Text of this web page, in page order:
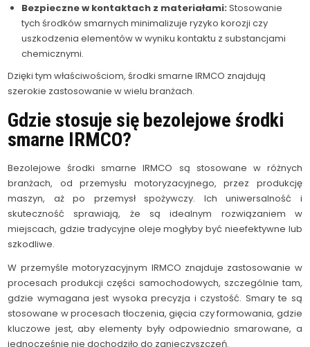
Bezpieczne w kontaktach z materiałami:Stosowanie
tych środków smarnych minimalizuje ryzyko korozji czy
uszkodzenia elementów w wyniku kontaktu z substancjami
chemicznymi.
Dzięki tym właściwościom, środki smarne IRMCO znajdują
szerokie zastosowanie w wielu branżach.
Gdzie stosuje się bezolejowe środki
smarne IRMCO?
Bezolejowe środki smarne IRMCO są stosowane w różnych
branżach, od przemysłu motoryzacyjnego, przez produkcję
maszyn, aż po przemysł spożywczy. Ich uniwersalność i
skuteczność sprawiają, że są idealnym rozwiązaniem w
miejscach, gdzie tradycyjne oleje mogłyby być nieefektywne lub
szkodliwe.
W przemyśle motoryzacyjnym IRMCO znajduje zastosowanie w
procesach produkcji części samochodowych, szczególnie tam,
gdzie wymagana jest wysoka precyzja i czystość. Smary te są
stosowane w procesach tłoczenia, gięcia czy formowania, gdzie
kluczowe jest, aby elementy były odpowiednio smarowane, a
jednocześnie nie dochodziło do zanieczyszczeń.